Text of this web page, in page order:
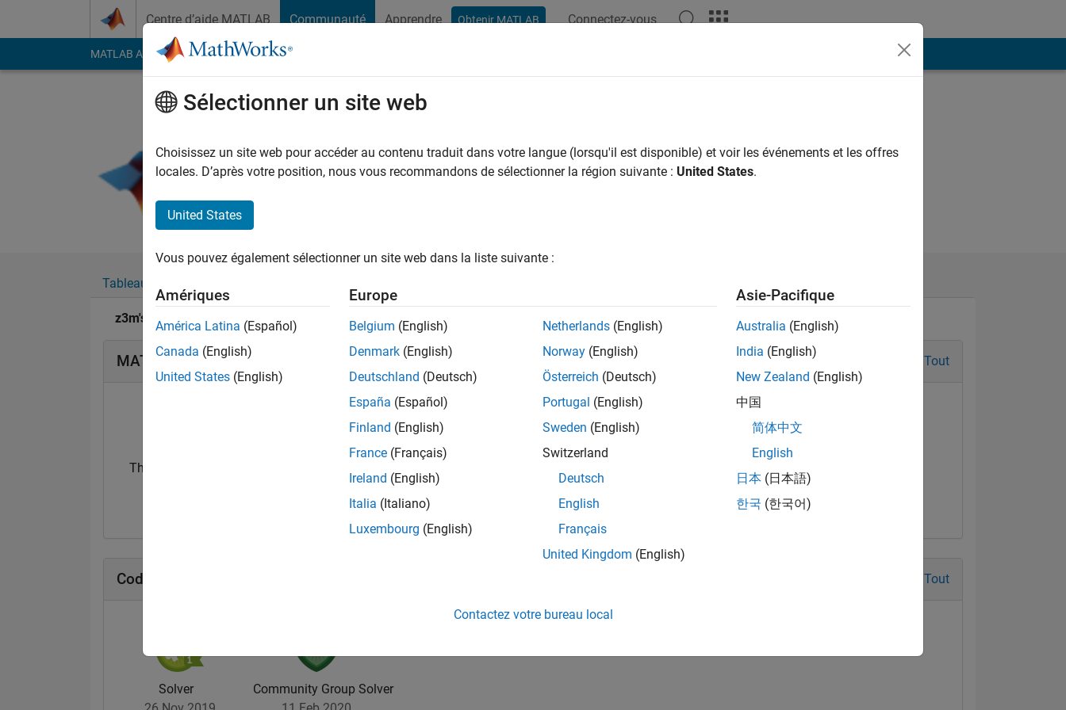
Centre d’aide MATLAB Communauté Apprendre Obtenir MATLAB Connectez-vous
MATLAB Answers File Exchange Cody
Last seen: environ 4 ans il y a|Actif depuis 2019
Followers:0Following:0
Tableau de bord
z3m's Badges
MATLAB Answers Badges Tout
Thankful Level 1
Cody Badges Tout
Solver
Community Group Solver
Sélectionner un site web
Choisissez un site web pour accéder au contenu traduit dans votre langue (lorsqu'il est disponible) et voir les événements et les offres
locales. D’après votre position, nous vous recommandons de sélectionner la région suivante : United States.
United States
Vous pouvez également sélectionner un site web dans la liste suivante :
Amériques
América Latina (Español)
Canada (English)
United States (English)
Europe
Belgium (English)
Denmark (English)
Deutschland (Deutsch)
España (Español)
Finland (English)
France (Français)
Ireland (English)
Italia (Italiano)
Luxembourg (English)
Netherlands (English)
Norway (English)
Österreich (Deutsch)
Portugal (English)
Sweden (English)
Switzerland
Deutsch
English
Français
United Kingdom (English)
Asie-Pacifique
Australia (English)
India (English)
New Zealand (English)
中国
简体中文
English
日本 (日本語)
한국 (한국어)
Contactez votre bureau local